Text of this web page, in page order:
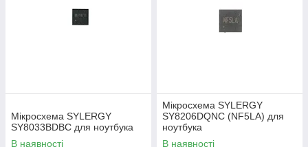
Мікросхема SYLERGY
SY8033BDBC для ноутбука
В наявності
Мікросхема SYLERGY
SY8206DQNC (NF5LA) для
ноутбука
В наявності